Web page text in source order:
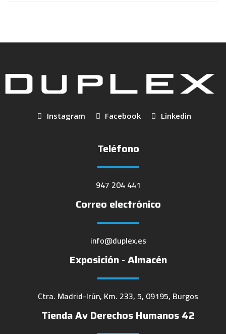
Instagram Facebook Linkedin
Teléfono
947 204 441
Correo electrónico
info@duplex.es
Exposición - Almacén
Ctra. Madrid-Irún, Km. 233, 5, 09195, Burgos
Tienda Av Derechos Humanos 42